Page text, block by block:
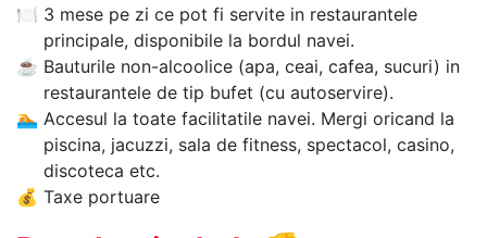
🍽 3 mese pe zi ce pot fi servite in restaurantele
principale, disponibile la bordul navei.
☕ Bauturile non-alcoolice (apa, ceai, cafea, sucuri) in
restaurantele de tip bufet (cu autoservire).
🏊‍ Accesul la toate facilitatile navei. Mergi oricand la
piscina, jacuzzi, sala de fitness, spectacol, casino,
discoteca etc.
💰 Taxe portuare